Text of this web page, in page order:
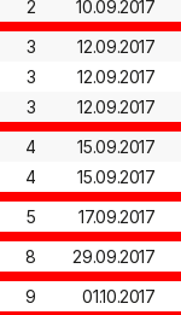
2
10.09.2017
3
12.09.2017
3
12.09.2017
3
12.09.2017
4
15.09.2017
4
15.09.2017
5
17.09.2017
8
29.09.2017
9
01.10.2017